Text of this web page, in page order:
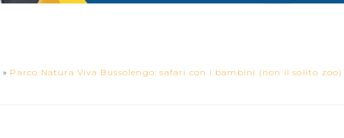
» Parco Natura Viva Bussolengo: safari con i bambini (non il solito zoo)